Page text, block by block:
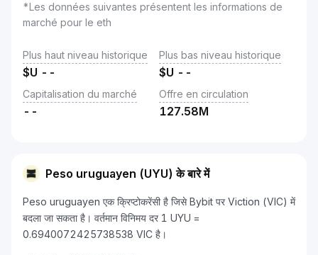
*Les données suivantes présentent les informations de
marché pour le eth
Plus haut niveau historique
$U --
Plus bas niveau historique
$U --
Capitalisation du marché
--
Offre en circulation
127.58M
Peso uruguayen (UYU) के बारे में
Peso uruguayen एक क्रिप्टोकरेंसी है जिसे Bybit पर Viction (VIC) में
बदला जा सकता है। वर्तमान विनिमय दर 1 UYU =
0.6940072425738538 VIC है।